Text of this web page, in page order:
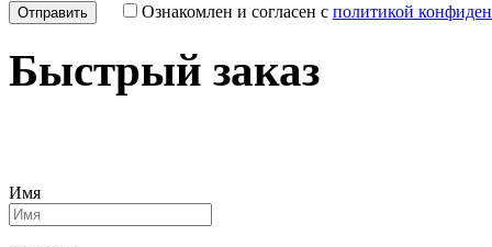
Ознакомлен и согласен с политикой
Быстрый заказ
Имя